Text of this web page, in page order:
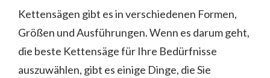
Kettensägen gibt es in verschiedenen Formen,
Größen und Ausführungen. Wenn es darum geht,
die beste Kettensäge für Ihre Bedürfnisse
auszuwählen, gibt es einige Dinge, die Sie